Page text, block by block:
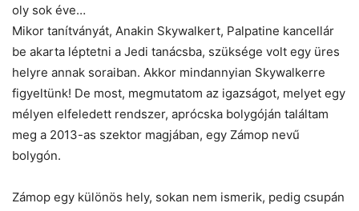
oly sok éve…
Mikor tanítványát, Anakin Skywalkert, Palpatine kancellár
be akarta léptetni a Jedi tanácsba, szüksége volt egy üres
helyre annak soraiban. Akkor mindannyian Skywalkerre
figyeltünk! De most, megmutatom az igazságot, melyet egy
mélyen elfeledett rendszer, aprócska bolygóján találtam
meg a 2013-as szektor magjában, egy Zámop nevű
bolygón.
Zámop egy különös hely, sokan nem ismerik, pedig csupán